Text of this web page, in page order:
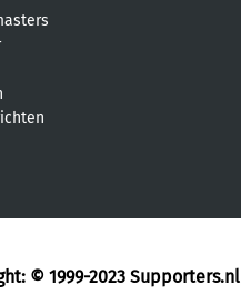
© 1999-2023 Supporters.nl